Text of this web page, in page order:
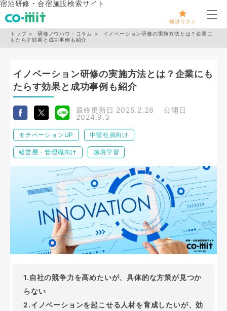
宿泊研修・合宿施設検索サイト
検討リスト
メ
トップ 研修ノウハウ・コラム
イノベーション研修の実施方法とは？企業に
もたらす効果と成功事例も紹介
イノベーション研修の実施方法とは？企業にも
たらす効果と成功事例も紹介
最終更新日 2025.2.28
公開日
2024.9.3
モチベーションUP 中堅社員向け
経営層・管理職向け 越境学習
1.自社の競争力を高めたいが、具体的な方策が見つか
らない
2.イノベーションを起こせる人材を育成したいが、効